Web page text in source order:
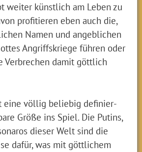
weiter künstlich am Leben zu
profitieren eben auch die,
Namen und angeblichen
Angriffskriege führen oder
Verbrechen damit göttlich
eine völlig beliebig definier-
Größe ins Spiel. Die Putins,
dieser Welt sind die
dafür, was mit göttlichem